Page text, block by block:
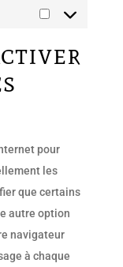
Marketing
pour
les
que certains
autre option
navigateur
à chaque